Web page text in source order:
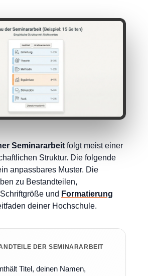
Seminararbeit folgt meist einer
Struktur. Die folgende
anpassbares Muster. Die
zu Bestandteilen,
und Formatierung
deiner Hochschule.
DER SEMINARARBEIT
Titel, deinen Namen,